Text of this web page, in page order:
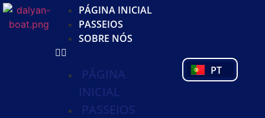
PÁGINA INICIAL
PASSEIOS
SOBRE NÓS
PÁGINA
INICIAL
PASSEIOS
PT
PL
TR